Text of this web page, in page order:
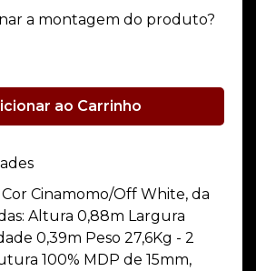
a montagem do produto?
ao Carrinho
Cinamomo/Off White, da
Altura 0,88m Largura
0,39m Peso 27,6Kg - 2
100% MDP de 15mm,